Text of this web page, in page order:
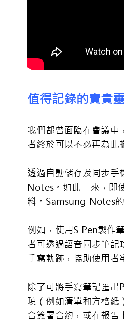
值得記錄的寶貴
我們都曾面臨在會議
者終於可以不必再為此
透過自動儲存及同步
Notes。如此一來，即
料。Samsung Notes
例如，使用S Pen製作
者可透過語音同步筆記
手寫軌跡，協助使用者
除了可將手寫筆記匯
項（例如清單和方格
合簽署合約，或在報告